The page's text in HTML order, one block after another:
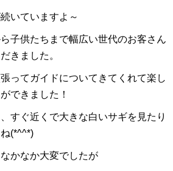
いていますよ～
子供たちまで幅広い世代のお客さん
きました。
ってガイドについてきてくれて楽し
できました！
すぐ近くで大きな白いサギを見たり
(*^^*)
かなか大変でしたが